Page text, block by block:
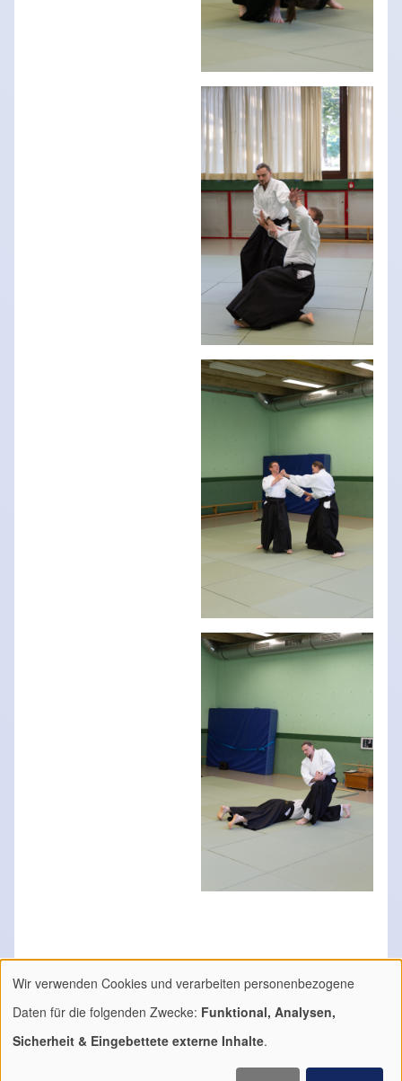
Verwendung
von
personenbezogenen
Wir verwenden Cookies und verarbeiten personenbezogene
Daten für die folgenden Zwecke: Funktional, Analysen,
Sicherheit & Eingebettete externe Inhalte.